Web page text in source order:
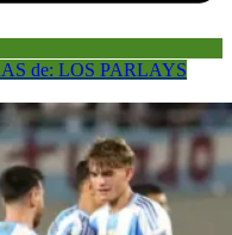
de: LOS PARLAYS